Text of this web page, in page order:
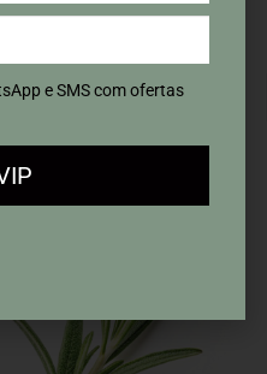
COM ESTE INGREDIENTE
e SMS com ofertas